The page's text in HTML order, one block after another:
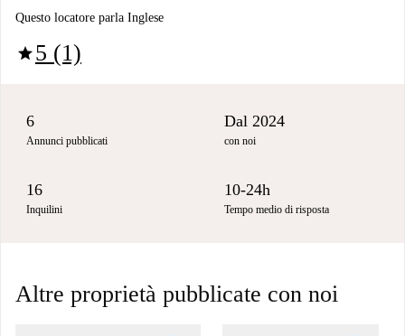
Questo locatore parla Inglese
star5 (1)
6
Annunci pubblicati
Dal 2024
con noi
16
Inquilini
10-24h
Tempo medio di risposta
Altre proprietà pubblicate con noi